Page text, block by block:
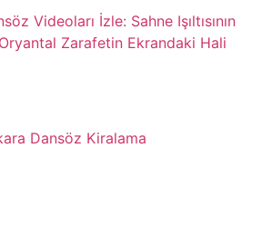
Videoları İzle: Sahne Işıltısının
Zarafetin Ekrandaki Hali
Dansöz Kiralama